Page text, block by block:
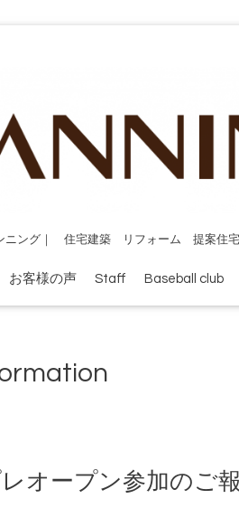
ニング｜ 住宅建築 リフォーム 提案住
お客様の声 Staff Baseball club
オープン参加のご